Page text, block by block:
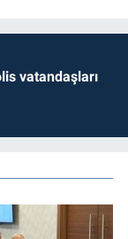
vatandaşları